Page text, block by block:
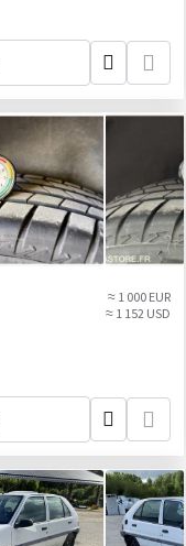
≈ 1 000 EUR
≈ 1 152 USD